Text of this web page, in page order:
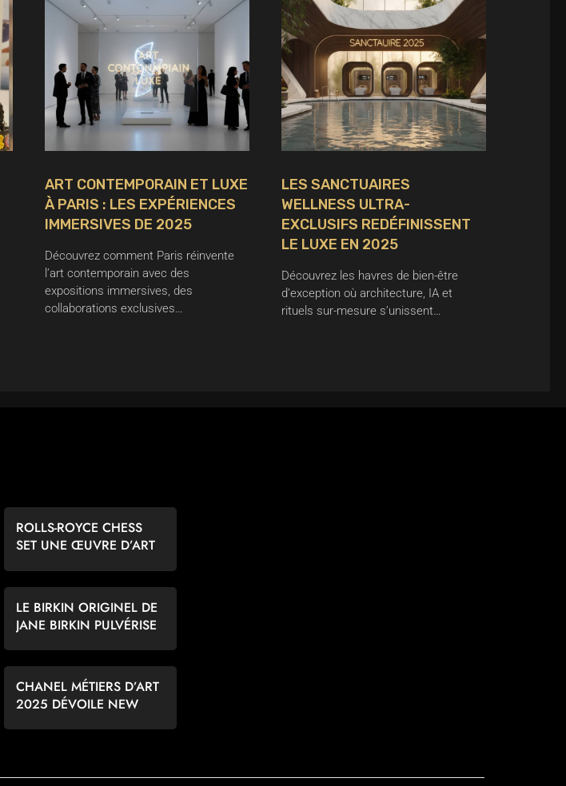
ART CONTEMPORAIN ET LUXE
À PARIS : LES EXPÉRIENCES
IMMERSIVES DE 2025
Découvrez comment Paris réinvente
l’art contemporain avec des
expositions immersives, des
collaborations exclusives…
LES SANCTUAIRES
WELLNESS ULTRA-
EXCLUSIFS REDÉFINISSENT
LE LUXE EN 2025
Découvrez les havres de bien-être
d’exception où architecture, IA et
rituels sur-mesure s’unissent…
ROLLS-ROYCE CHESS
SET UNE ŒUVRE D’ART
LE BIRKIN ORIGINEL DE
JANE BIRKIN PULVÉRISE
CHANEL MÉTIERS D’ART
2025 DÉVOILE NEW